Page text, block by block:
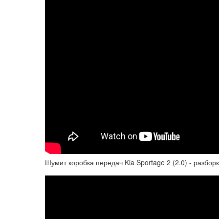
Шумит коробка передач Kia Sportage 2 (2.0) -